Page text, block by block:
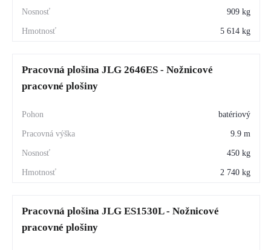
909 kg
5 614 kg
Pracovná plošina JLG 2646ES - Nožnicové
pracovné plošiny
batériový
9.9 m
450 kg
2 740 kg
Pracovná plošina JLG ES1530L - Nožnicové
pracovné plošiny